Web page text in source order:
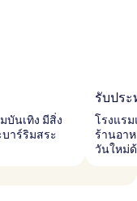
บันเทิง มีสิ่ง
าร์ริมสระ
รับปร
โรงแร
ร้านอา
วันใหม่